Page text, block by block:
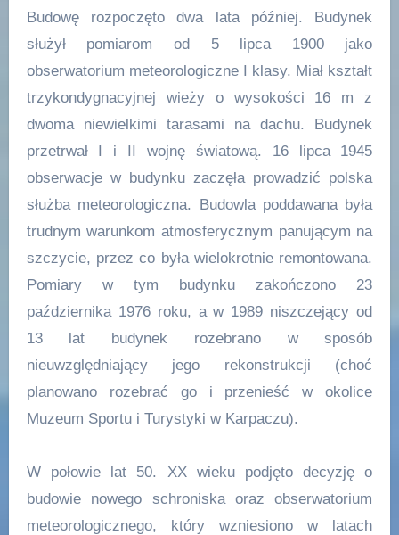
Budowę rozpoczęto dwa lata później. Budynek
służył pomiarom od 5 lipca 1900 jako
obserwatorium meteorologiczne I klasy. Miał kształt
trzykondygnacyjnej wieży o wysokości 16 m z
dwoma niewielkimi tarasami na dachu. Budynek
przetrwał I i II wojnę światową. 16 lipca 1945
obserwacje w budynku zaczęła prowadzić polska
służba meteorologiczna. Budowla poddawana była
trudnym warunkom atmosferycznym panującym na
szczycie, przez co była wielokrotnie remontowana.
Pomiary w tym budynku zakończono 23
października 1976 roku, a w 1989 niszczejący od
13 lat budynek rozebrano w sposób
nieuwzględniający jego rekonstrukcji (choć
planowano rozebrać go i przenieść w okolice
Muzeum Sportu i Turystyki w Karpaczu).
W połowie lat 50. XX wieku podjęto decyzję o
budowie nowego schroniska oraz obserwatorium
meteorologicznego, który wzniesiono w latach